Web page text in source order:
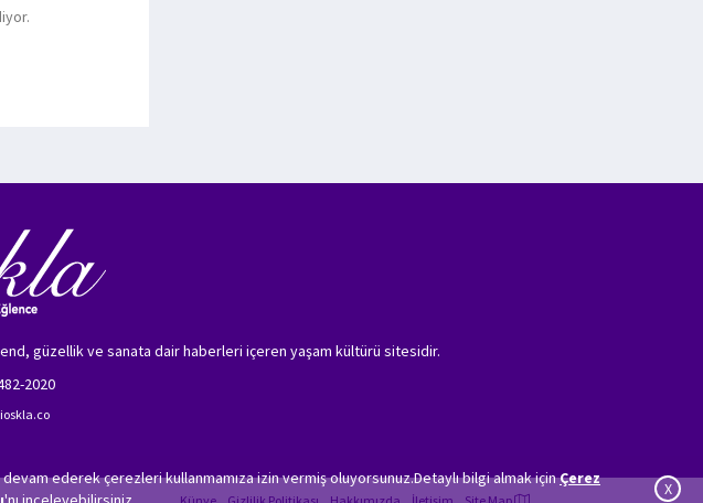
ederek çerezleri kullanmamıza izin vermiş oluyorsunuz.Detaylı bilgi almak içinÇerez
X
güzellik ve sanata dair haberleri içeren yaşam kültürü sitesidir.
2020